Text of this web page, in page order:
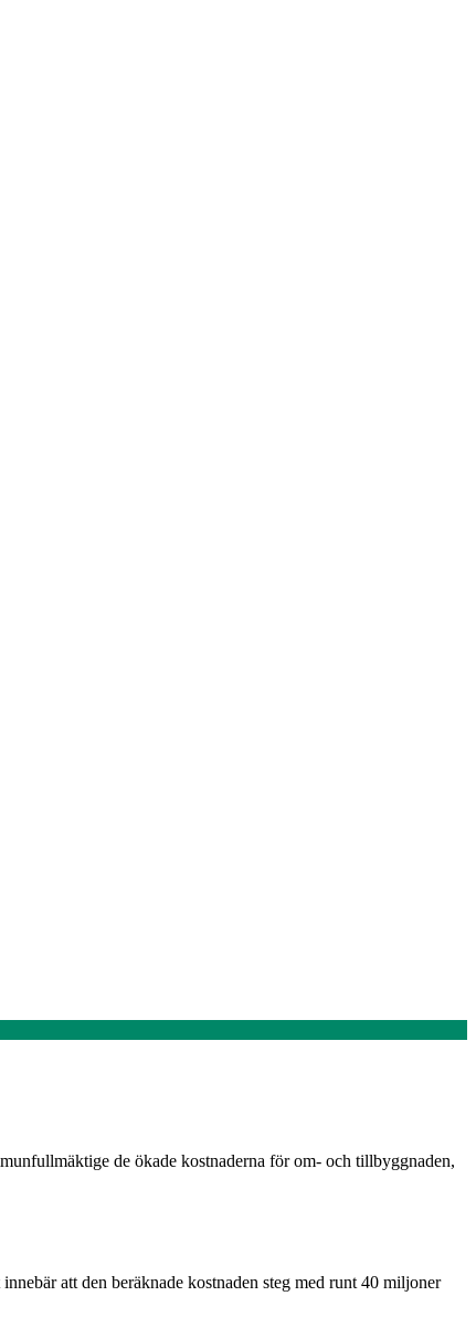
de ökade kostnaderna för om- och tillbyggnaden,
att den beräknade kostnaden steg med runt 40 miljoner